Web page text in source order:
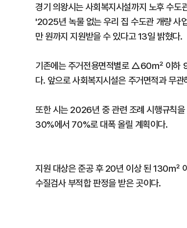
경기 의왕시는 사회복지시설까지 노후 수
'2025년 녹물 없는 우리 집 수도관 개량 사
만 원까지 지원받을 수 있다고 13일 밝혔다.
기존에는 주거전용면적별로 △60㎡ 이
다. 앞으로 사회복지시설은 주거면적과 무
또한 시는 2026년 중 관련 조례 시행규칙
30%에서 70%로 대폭 올릴 계획이다.
지원 대상은 준공 후 20년 이상 된 130㎡
수질검사 부적합 판정을 받은 곳이다.